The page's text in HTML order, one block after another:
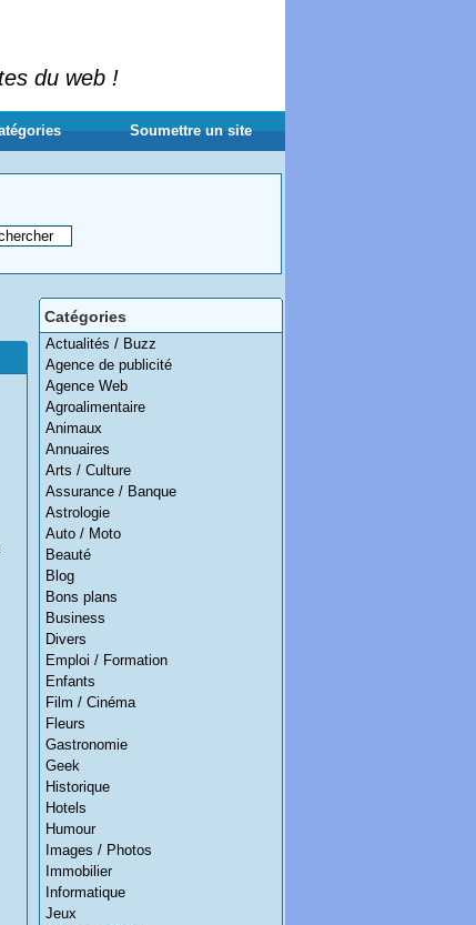
du web !
Soumettre un site
Catégories
Actualités / Buzz
Agence de publicité
Agence Web
Agroalimentaire
Animaux
Annuaires
Arts / Culture
Assurance / Banque
Astrologie
Auto / Moto
Beauté
Blog
Bons plans
Business
Divers
Emploi / Formation
Enfants
Film / Cinéma
Fleurs
Gastronomie
Geek
Historique
Hotels
Humour
Images / Photos
Immobilier
Informatique
Jeux